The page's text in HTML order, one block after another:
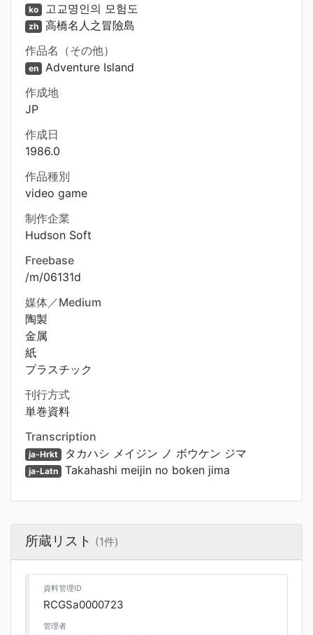
ko 고교명인의 모험도
zh 高橋名人之冒險島
作品名（その他）
en Adventure Island
作成地
JP
作成日
1986.0
作品種別
video game
制作企業
Hudson Soft
Freebase
/m/06131d
媒体／Medium
陶製
金属
紙
プラスチック
刊行方式
単巻資料
Transcription
ja-Hrkt タカハシ メイジン ノ ボウケン ジマ
ja-Latn Takahashi meijin no boken jima
所蔵リスト (1件)
資料管理ID
RCGSa0000723
管理者